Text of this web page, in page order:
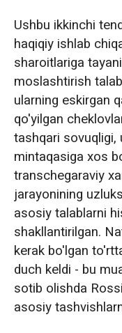
Ushbu ikkinchi
haqiqiy ishlab
sharoitlariga
moslashtirish
ularning eskirgan
qo'yilgan
tashqari
mintaqasiga xos
transchegaraviy
jarayonining
asosiy talablarni
shakllantirilgan.
kerak bo'lgan
duch keldi - bu
sotib olishda
asosiy